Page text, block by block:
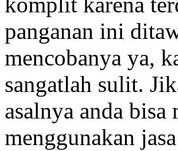
panganan ini
mencobanya ya,
sangatlah sulit.
asalnya anda
menggunakan jasa